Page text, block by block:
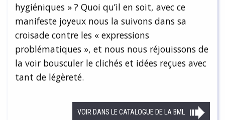
hygiéniques » ? Quoi qu’il en soit, avec ce
manifeste joyeux nous la suivons dans sa
croisade contre les « expressions
problématiques », et nous nous réjouissons de
la voir bousculer le clichés et idées reçues avec
tant de légèreté.
VOIR DANS LE CATALOGUE DE LA BML